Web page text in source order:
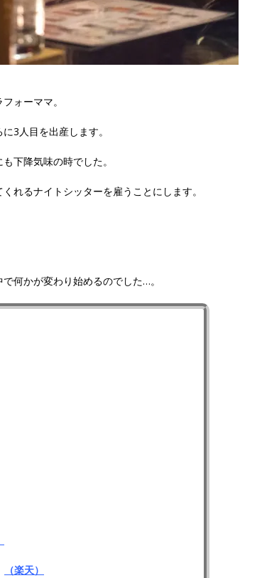
ォーママ。
3人目を出産します。
下降気味の時でした。
れるナイトシッターを雇うことにします。
何かが変わり始めるのでした…。
（楽天）